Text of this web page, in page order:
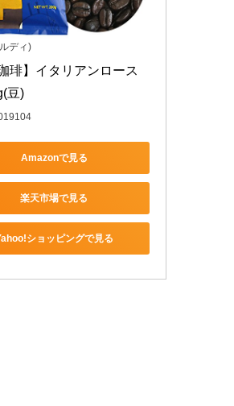
ディ)
琲】イタリアンロース
豆)
Amazonで見る
楽天市場で見る
ショッピングで見る